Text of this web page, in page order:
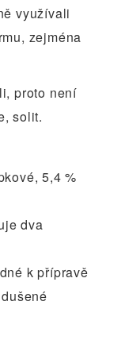
využívali
zejména
proto není
solit.
5,4 %
dva
k přípravě